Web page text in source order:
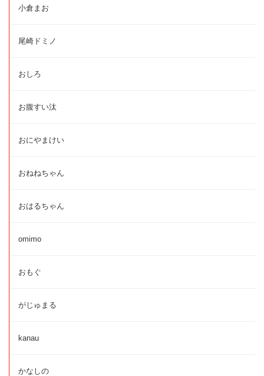
小倉まお
尾崎ドミノ
おしろ
お腹すい汰
おにやまけい
おねねちゃん
おはるちゃん
omimo
おもぐ
がじゅまる
kanau
かなしの